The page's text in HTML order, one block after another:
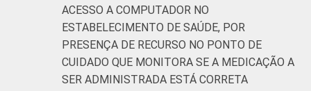
ACESSO A COMPUTADOR NO
ESTABELECIMENTO DE SAÚDE, POR
PRESENÇA DE RECURSO NO PONTO DE
CUIDADO QUE MONITORA SE A MEDICAÇÃO A
SER ADMINISTRADA ESTÁ CORRETA